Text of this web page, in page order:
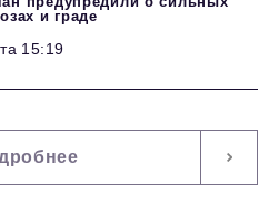
и граде
15:19